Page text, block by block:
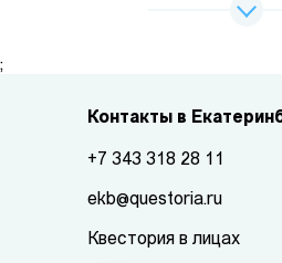
;
Контакты в
+7 343 318 28 11
ekb@questoria.ru
Квестория в лицах